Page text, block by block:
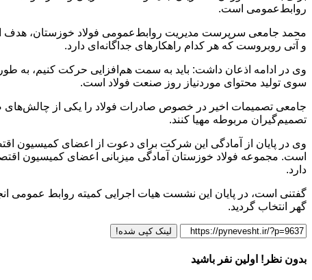
روابط‌عمومی است.
محمد جامعی سرپرست مدیریت روابط‌عمومی فولاد خوزستان، هدف
و آتی روبروست که هر کدام راهکارهای جداگانه‌ای دارد.
وی در ادامه اذعان داشت: باید به سمت هم‌افزایی حرکت کنیم، به
سوی تولید محتوای موردنیاز روز صنعت فولاد است.
جامعی تصمیمات اخیر در خصوص صادرات فولاد را یکی از چالش‌های
تصمیم‌گیران مربوطه مهیا کنند.
وی در پایان از آمادگی این شرکت برای دعوت از اعضای کمیسیون
است. مجموعه فولاد خوزستان آمادگی میزبانی اعضای کمیسیون
دارد.
گفتنی است، در پایان این نشست هیات اجرایی کمیته روابط عمومی
گهر انتخاب گردید.
لینک کپی شده!
بدون نظر! اولین نفر باشید